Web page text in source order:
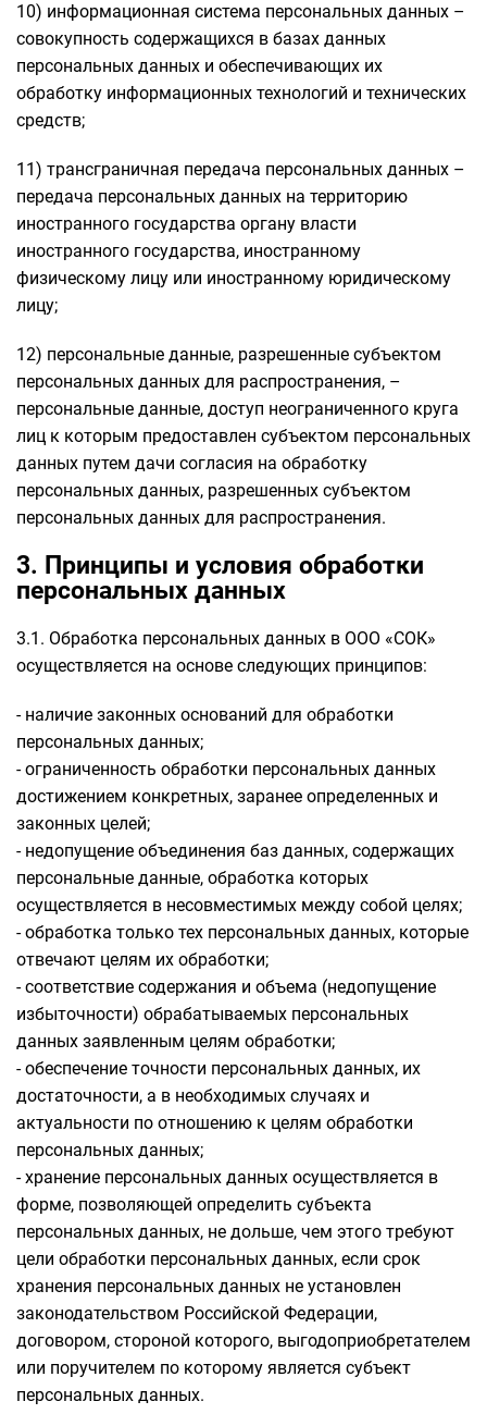
10) информационная система персональных данных –
совокупность содержащихся в базах данных
персональных данных и обеспечивающих их
обработку информационных технологий и технических
средств;
11) трансграничная передача персональных данных –
передача персональных данных на территорию
иностранного государства органу власти
иностранного государства, иностранному
физическому лицу или иностранному юридическому
лицу;
12) персональные данные, разрешенные субъектом
персональных данных для распространения, –
персональные данные, доступ неограниченного круга
лиц к которым предоставлен субъектом персональных
данных путем дачи согласия на обработку
персональных данных, разрешенных субъектом
персональных данных для распространения.
3. Принципы и условия обработки
персональных данных
3.1. Обработка персональных данных в ООО «СОК»
осуществляется на основе следующих принципов:
- наличие законных оснований для обработки
персональных данных;
- ограниченность обработки персональных данных
достижением конкретных, заранее определенных и
законных целей;
- недопущение объединения баз данных, содержащих
персональные данные, обработка которых
осуществляется в несовместимых между собой целях;
- обработка только тех персональных данных, которые
отвечают целям их обработки;
- соответствие содержания и объема (недопущение
избыточности) обрабатываемых персональных
данных заявленным целям обработки;
- обеспечение точности персональных данных, их
достаточности, а в необходимых случаях и
актуальности по отношению к целям обработки
персональных данных;
- хранение персональных данных осуществляется в
форме, позволяющей определить субъекта
персональных данных, не дольше, чем этого требуют
цели обработки персональных данных, если срок
хранения персональных данных не установлен
законодательством Российской Федерации,
договором, стороной которого, выгодоприобретателем
или поручителем по которому является субъект
персональных данных.